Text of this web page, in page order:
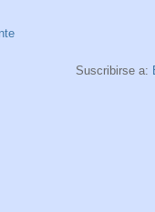
Suscribirse a: